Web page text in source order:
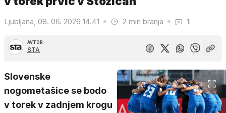
Ljubljana, 08. 06. 2026 14.41 2 min branja 1
AVTOR:
STA
Slovenske
nogometašice se bodo
v torek v zadnjem krogu